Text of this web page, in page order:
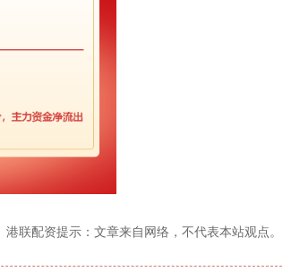
港联配资提示：文章来自网络，不代表本站观点。